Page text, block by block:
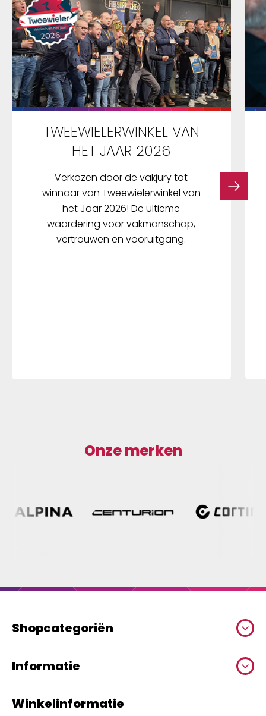
TWEEWIELERWINKEL VAN
HET JAAR 2026
Verkozen door de vakjury tot
winnaar van Tweewielerwinkel van
het Jaar 2026! De ultieme
waardering voor vakmanschap,
vertrouwen en vooruitgang.
Onze merken
Shopcategoriën
Informatie
Winkelinformatie